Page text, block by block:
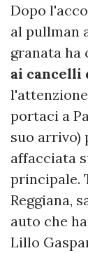
Dopo
al pullman
granata ha
ai cancelli
portaci a
suo arrivo)
affacciata
principale.
Reggiana,
auto che
Lillo